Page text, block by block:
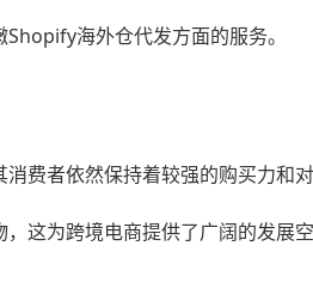
Shopify海外仓代发方面的服务。
费者依然保持着较强的购买力
这为跨境电商提供了广阔的发展空